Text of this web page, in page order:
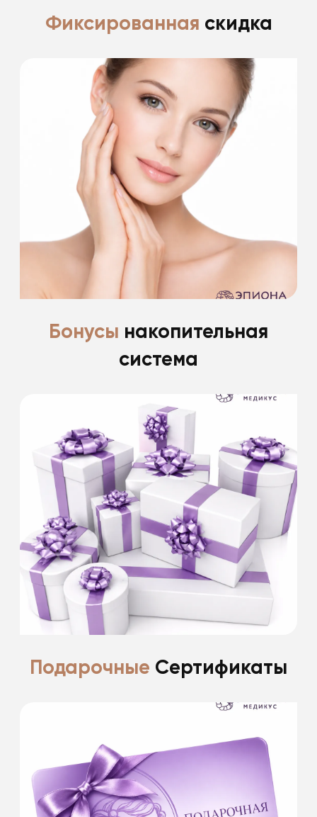
Фиксированная скидка
Ценим и благодарим своих пациентов за
доверие
*фиксированные скидки пациентам после
пластической хирургии до 30%
Подробнее
Бонусы накопительная
система
Скидка 15% именинникам на все
косметологические процедуры
в день рождения и 2 недели после.
Скидки не суммируются. Информацию
уточняйте у специалистов клиники.
Подарочные Сертификаты
У нас вы сможете приобрести
ПОДАРОЧНЫЕ КАРТЫ номиналом:
5 000 руб.